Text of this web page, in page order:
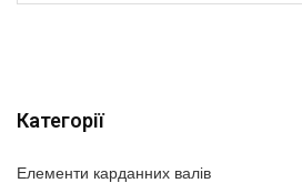
Категорії
Елементи карданних валів